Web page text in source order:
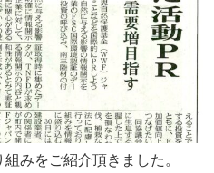
みをご紹介頂きました。